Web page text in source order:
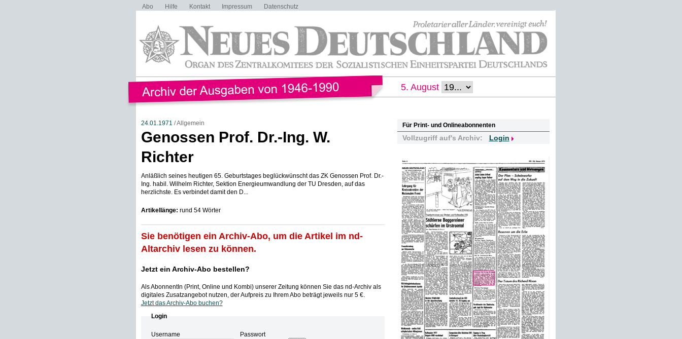
Abo Hilfe Kontakt Impressum Datenschutz
5. August
24.01.1971 / Allgemein
Genossen Prof. Dr.-Ing. W.
Richter
Anläßlich seines heutigen 65. Geburtstages beglückwünscht das ZK Genossen Prof. Dr.-
Ing. habil. Wilhelm Richter, Sektion Energieumwandlung der TU Dresden, auf das
herzlichste. Es verbindet damit den D...
Artikellänge: rund 54 Wörter
Sie benötigen ein Archiv-Abo, um die Artikel im nd-
Altarchiv lesen zu können.
Jetzt ein Archiv-Abo bestellen?
Als AbonnentIn (Print, Online und Kombi) unserer Zeitung können Sie das nd-Archiv als
digitales Zusatzangebot nutzen, der Aufpreis zu Ihrem Abo beträgt jeweils nur 5 €.
Jetzt das Archiv-Abo buchen?
Login
Username Passwort
Für Print- und Onlineabonnenten
Vollzugriff auf's Archiv: Login